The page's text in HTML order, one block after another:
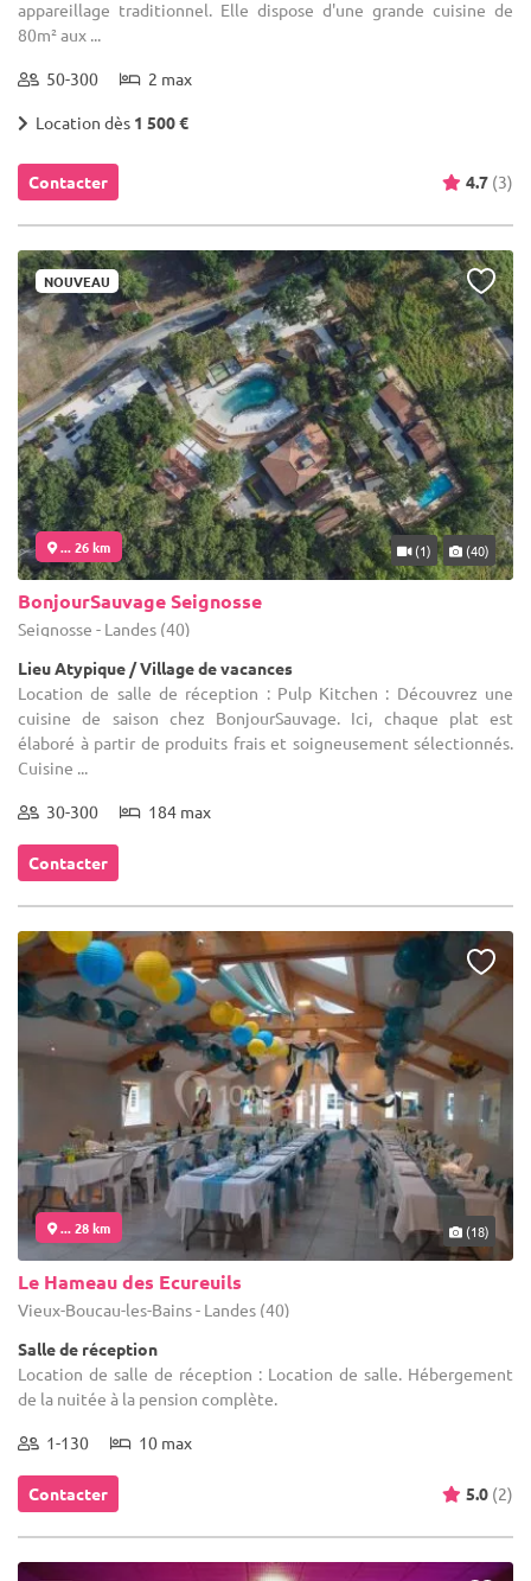
appareillage traditionnel. Elle dispose d'une grande cuisine de
80m² aux ...
50-300 2 max
Location dès 1 500 €
Contacter 4.7 (3)
NOUVEAU
... 26 km (1) (40)
BonjourSauvage Seignosse
Seignosse - Landes (40)
Lieu Atypique / Village de vacances
Location de salle de réception : Pulp Kitchen : Découvrez une
cuisine de saison chez BonjourSauvage. Ici, chaque plat est
élaboré à partir de produits frais et soigneusement sélectionnés.
Cuisine ...
30-300 184 max
Contacter
... 28 km (18)
Le Hameau des Ecureuils
Vieux-Boucau-les-Bains - Landes (40)
Salle de réception
Location de salle de réception : Location de salle. Hébergement
de la nuitée à la pension complète.
1-130 10 max
Contacter 5.0 (2)